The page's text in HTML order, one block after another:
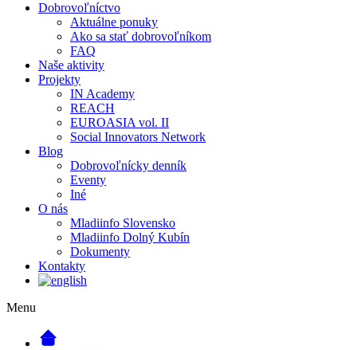
Dobrovoľníctvo
Aktuálne ponuky
Ako sa stať dobrovoľníkom
FAQ
Naše aktivity
Projekty
IN Academy
REACH
EUROASIA vol. II
Social Innovators Network
Blog
Dobrovoľnícky denník
Eventy
Iné
O nás
Mladiinfo Slovensko
Mladiinfo Dolný Kubín
Dokumenty
Kontakty
Menu